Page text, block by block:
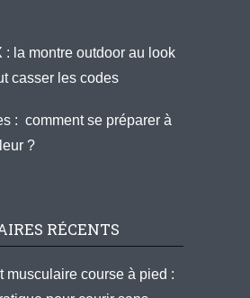
: la montre outdoor au look
casser les codes
: comment se préparer à
?
RÉCENTS
musculaire course à pied :